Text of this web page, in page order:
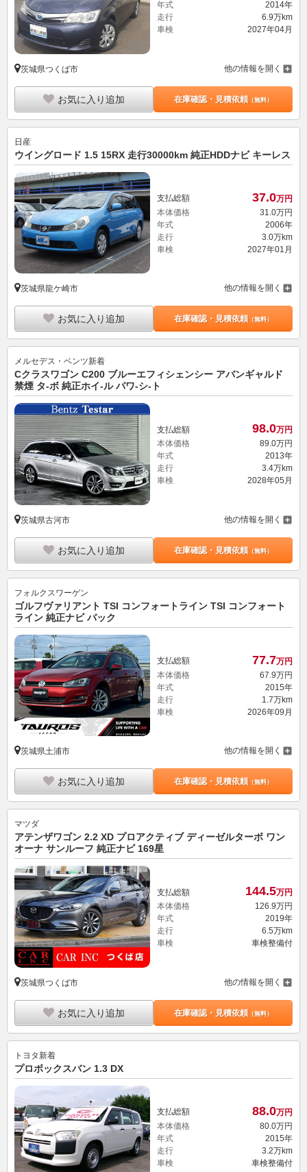
年式
2014年
走行
6.9万km
車検
2027年04月
茨城県つくば市 他の情報を開く
お気に入り追加 在庫確認・見積依頼（無料）
日産
ウイングロード 1.5 15RX 走行30000km 純正HDDナビ キーレス
支払総額 37.0万円
本体価格
31. 0万円
年式
2006年
走行
3.0万km
車検
2027年01月
茨城県龍ケ崎市 他の情報を開く
お気に入り追加 在庫確認・見積依頼（無料）
メルセデス・ベンツ新着
Cクラスワゴン C200 ブルーエフィシェンシー アバンギャルド
禁煙 タ-ボ 純正ホイ-ル パワ-シ-ト
支払総額 98.0万円
本体価格
89.0万円
年式
2013年
走行
3.4万km
車検
2028年05月
茨城県古河市 他の情報を開く
お気に入り追加 在庫確認・見積依頼（無料）
フォルクスワーゲン
ゴルフヴァリアント TSI コンフォートライン TSI コンフォート
ライン 純正ナビ バック
支払総額 77.7万円
本体価格
67. 9万円
年式
2015年
走行
1.7万km
車検
2026年09月
茨城県土浦市 他の情報を開く
お気に入り追加 在庫確認・見積依頼（無料）
マツダ
アテンザワゴン 2.2 XD プロアクティブ ディーゼルターボ ワン
オーナ サンルーフ 純正ナビ 169星
支払総額 144.5万円
本体価格
126.9万円
年式
2019年
走行
6.5万km
車検
車検整備付
茨城県つくば市 他の情報を開く
お気に入り追加 在庫確認・見積依頼（無料）
トヨタ新着
プロボックスバン 1.3 DX
支払総額 88.0万円
本体価格
80. 0万円
年式
2015年
走行
3.2万km
車検
車検整備付